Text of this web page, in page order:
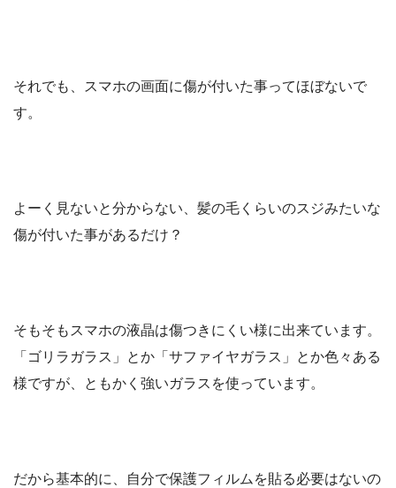
それでも、スマホの画面に傷が付いた事ってほぼないで
す。
よーく見ないと分からない、髪の毛くらいのスジみたいな
傷が付いた事があるだけ？
そもそもスマホの液晶は傷つきにくい様に出来ています。
「ゴリラガラス」とか「サファイヤガラス」とか色々ある
様ですが、ともかく強いガラスを使っています。
だから基本的に、自分で保護フィルムを貼る必要はないの